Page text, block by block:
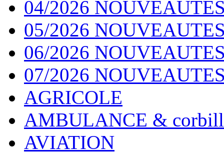
04/2026
05/2026
06/2026
07/2026
AGRICOLE
AMBULANCE &
AVIATION